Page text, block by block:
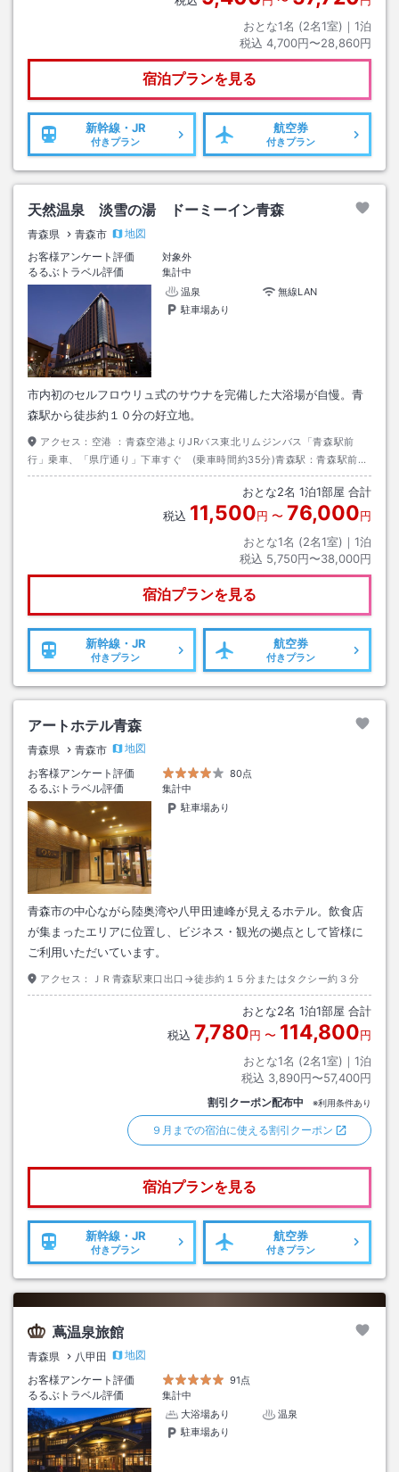
おとな1名 (2名1室)｜ 1泊
税込 4,700円〜28,860円
宿泊プランを見る
新幹線・JR
付きプラン
航空券
付きプラン
天然温泉 淡雪の湯 ドーミーイン青森
青森県 青森市
地図
お客様アンケート評価
対象外
るるぶトラベル評価
集計中
温泉
無線LAN
駐車場あり
市内初のセルフロウリュ式のサウナを完備した大浴場が自慢。青
森駅から徒歩約１０分の好立地。
アクセス： 空港 ：青森空港よりJRバス東北リムジンバス「青森駅前
行」乗車、「県庁通り」下車すぐ (乗車時間約35分)青森駅：青森駅前よ
り青森市営バス「東部営業所行」乗車、「県庁前」下車すぐ(乗車時間約5
おとな2名 1泊1部屋 合計
税込 11,500円 〜 76,000円
おとな1名 (2名1室)｜ 1泊
税込 5,750円〜38,000円
宿泊プランを見る
新幹線・JR
付きプラン
航空券
付きプラン
アートホテル青森
青森県 青森市
地図
お客様アンケート評価
80点
るるぶトラベル評価
集計中
駐車場あり
青森市の中心ながら陸奥湾や八甲田連峰が見えるホテル。飲食店
が集まったエリアに位置し、ビジネス・観光の拠点として皆様に
ご利用いただいています。
アクセス： ＪＲ青森駅東口出口→徒歩約１５分またはタクシー約３分
おとな2名 1泊1部屋 合計
税込 7,780円 〜 114,800円
おとな1名 (2名1室)｜ 1泊
税込 3,890円〜57,400円
割引クーポン配布中 ※利用条件あり
９月までの宿泊に使える割引クーポン
宿泊プランを見る
新幹線・JR
付きプラン
航空券
付きプラン
蔦温泉旅館
青森県 八甲田
地図
お客様アンケート評価
91点
るるぶトラベル評価
集計中
大浴場あり
温泉
駐車場あり